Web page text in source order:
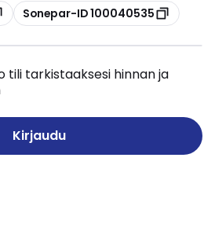
Kopioi
Sonepar-ID 100040535
tili tarkistaaksesi hinnan ja
Kirjaudu